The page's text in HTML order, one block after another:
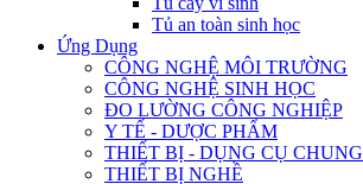
Tủ an toàn sinh học
Ứng Dụng
CÔNG NGHỆ MÔI TRƯỜNG
CÔNG NGHỆ SINH HỌC
ĐO LƯỜNG CÔNG NGHIỆP
Y TẾ - DƯỢC PHẨM
THIẾT BỊ - DỤNG CỤ CHUNG
THIẾT BỊ NGHỀ